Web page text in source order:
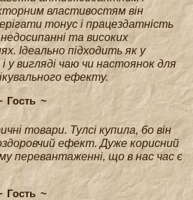
властивостям він
тонус і працездатність
та високих
Ідеально підходить як у
і у вигляді чаю чи настоянок для
ефекту.
Гость
товари. Тулсі купила, бо він
ефект. Дуже корисний
перевантаженні, що в нас час є
Гость